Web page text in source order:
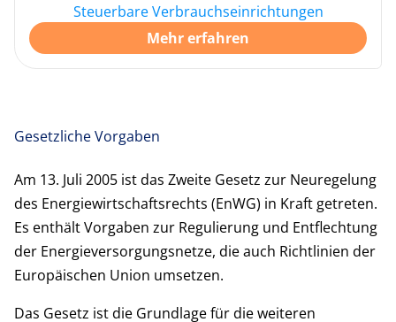
Steuerbare Verbrauchseinrichtungen
Mehr erfahren
Gesetzliche Vorgaben
Am 13. Juli 2005 ist das Zweite Gesetz zur Neuregelung
des Energiewirtschaftsrechts (EnWG) in Kraft getreten.
Es enthält Vorgaben zur Regulierung und Entflechtung
der Energieversorgungsnetze, die auch Richtlinien der
Europäischen Union umsetzen.
Das Gesetz ist die Grundlage für die weiteren